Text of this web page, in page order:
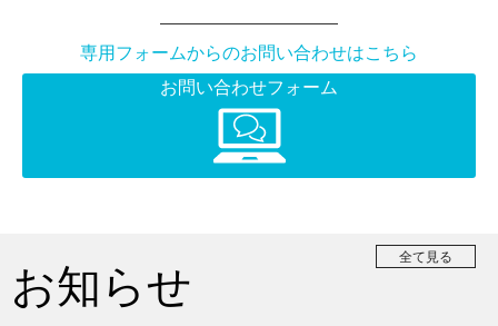
専用フォームからのお問い合わせはこちら
お問い合わせフォーム
お知らせ 全て見る